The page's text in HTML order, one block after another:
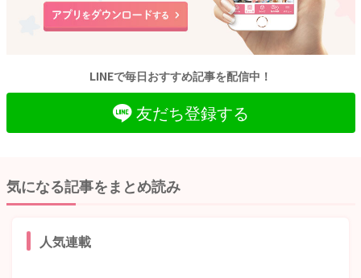
LINEで毎日おすすめ記事を配信中！
友だち登録する
気になる記事をまとめ読み
人気連載